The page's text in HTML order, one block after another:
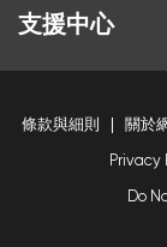
支援中心
條款與細則 關於
Privacy
Do